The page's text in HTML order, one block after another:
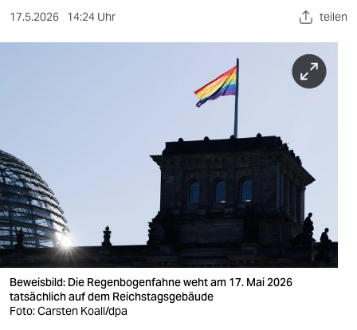
sport
verlag
verlag
veranstaltungen
shop
fragen & hilfe
unterstützen
17.5.2026 14:24 Uhr teilen
Beweisbild: Die Regenbogenfahne weht am 17. Mai 2026
tatsächlich auf dem Reichstagsgebäude
Foto: Carsten Koall/dpa